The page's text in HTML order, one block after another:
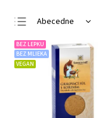
Abecedne
Najlacnejšie
Najdrahšie
Najpredávanejšie
BEZ LEPKU
BEZ MLIEKA
VEGAN